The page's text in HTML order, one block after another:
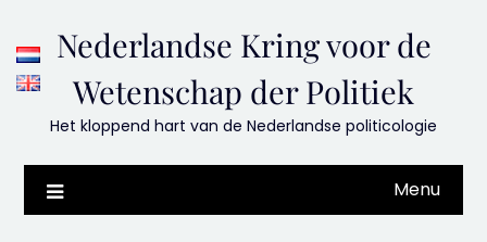
to
content
Nederlandse Kring voor de
Wetenschap der Politiek
Het kloppend hart van de Nederlandse politicologie
Menu